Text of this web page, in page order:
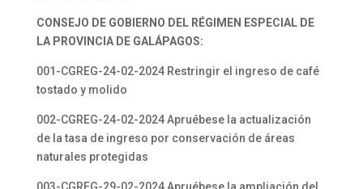
CONSEJO DE GOBIERNO DEL RÉGIMEN ESPECIAL DE
LA PROVINCIA DE GALÁPAGOS:
001-CGREG-24-02-2024 Restringir el ingreso de café
tostado y molido
002-CGREG-24-02-2024 Apruébese la actualización
de la tasa de ingreso por conservación de áreas
naturales protegidas